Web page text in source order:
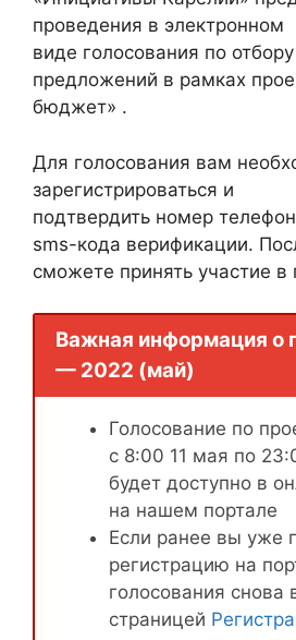
проведения в электронном
виде голосования по
предложений в рамках
бюджет» .
Для голосования вам
зарегистрироваться и
подтвердить номер
sms-кода верификации.
сможете принять участие в
Важная информация о
— 2022 (май)
Голосование по
с 8:00 11 мая по
будет доступно в
на нашем портале
Если ранее вы уже
регистрацию на
голосования снова
страницей